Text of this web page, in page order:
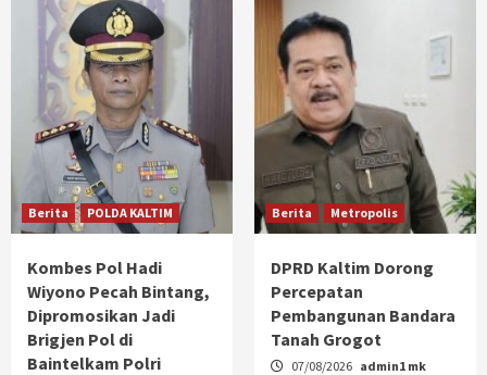
Berita POLDA KALTIM
Kombes Pol Hadi
Wiyono Pecah Bintang,
Dipromosikan Jadi
Brigjen Pol di
Baintelkam Polri
Berita Metropolis
DPRD Kaltim Dorong
Percepatan
Pembangunan Bandara
Tanah Grogot
07/08/2026 admin1 mk